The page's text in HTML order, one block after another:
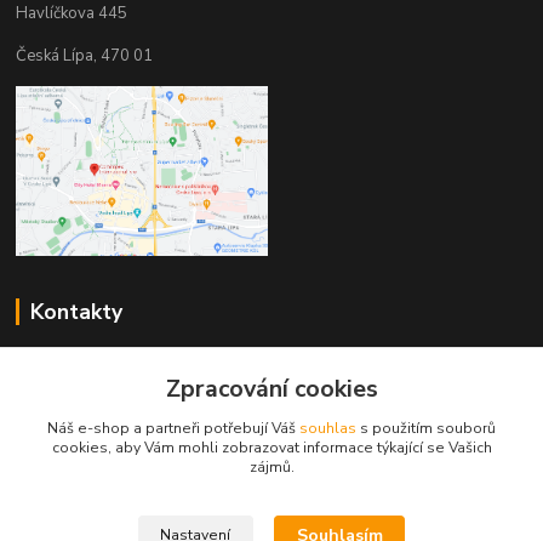
Havlíčkova 445
Česká Lípa, 470 01
Kontakty
+420 603 823 376
pelant@cgastro.cz
Zpracování cookies
Náš e-shop a partneři potřebují Váš souhlas s použitím souborů
cookies, aby Vám mohli zobrazovat informace týkající se Vašich
zájmů.
Nastavení Souhlasím